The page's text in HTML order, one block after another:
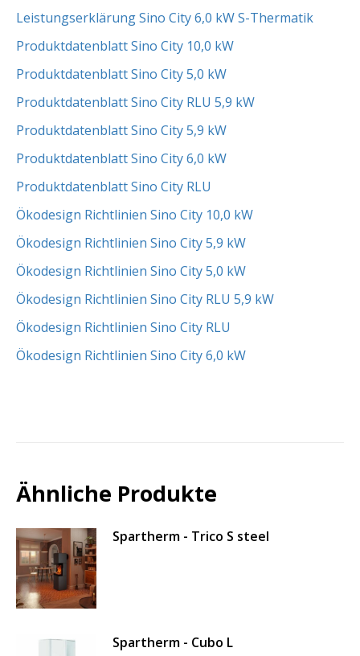
Leistungserklärung Sino City 6,0 kW S-Thermatik
Produktdatenblatt Sino City 10,0 kW
Produktdatenblatt Sino City 5,0 kW
Produktdatenblatt Sino City RLU 5,9 kW
Produktdatenblatt Sino City 5,9 kW
Produktdatenblatt Sino City 6,0 kW
Produktdatenblatt Sino City RLU
Ökodesign Richtlinien Sino City 10,0 kW
Ökodesign Richtlinien Sino City 5,9 kW
Ökodesign Richtlinien Sino City 5,0 kW
Ökodesign Richtlinien Sino City RLU 5,9 kW
Ökodesign Richtlinien Sino City RLU
Ökodesign Richtlinien Sino City 6,0 kW
Ähnliche Produkte
Spartherm - Trico S steel
Spartherm - Cubo L